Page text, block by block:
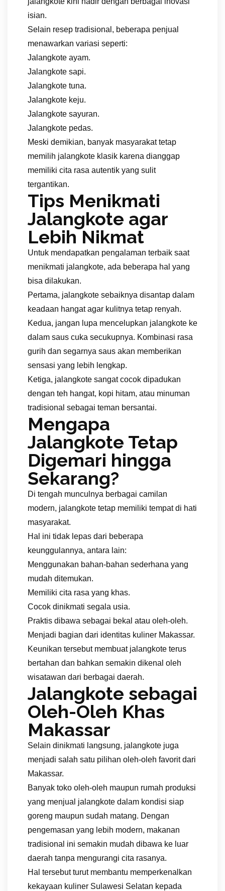
isian.
Selain resep tradisional, beberapa penjual
menawarkan variasi seperti:
Jalangkote ayam.
Jalangkote sapi.
Jalangkote tuna.
Jalangkote keju.
Jalangkote sayuran.
Jalangkote pedas.
Meski demikian, banyak masyarakat tetap
memilih jalangkote klasik karena dianggap
memiliki cita rasa autentik yang sulit
tergantikan.
Tips Menikmati
Jalangkote agar
Lebih Nikmat
Untuk mendapatkan pengalaman terbaik saat
menikmati jalangkote, ada beberapa hal yang
bisa dilakukan.
Pertama, jalangkote sebaiknya disantap dalam
keadaan hangat agar kulitnya tetap renyah.
Kedua, jangan lupa mencelupkan jalangkote ke
dalam saus cuka secukupnya. Kombinasi rasa
gurih dan segarnya saus akan memberikan
sensasi yang lebih lengkap.
Ketiga, jalangkote sangat cocok dipadukan
dengan teh hangat, kopi hitam, atau minuman
tradisional sebagai teman bersantai.
Mengapa
Jalangkote Tetap
Digemari hingga
Sekarang?
Di tengah munculnya berbagai camilan
modern, jalangkote tetap memiliki tempat di hati
masyarakat.
Hal ini tidak lepas dari beberapa
keunggulannya, antara lain:
Menggunakan bahan-bahan sederhana yang
mudah ditemukan.
Memiliki cita rasa yang khas.
Cocok dinikmati segala usia.
Praktis dibawa sebagai bekal atau oleh-oleh.
Menjadi bagian dari identitas kuliner Makassar.
Keunikan tersebut membuat jalangkote terus
bertahan dan bahkan semakin dikenal oleh
wisatawan dari berbagai daerah.
Jalangkote sebagai
Oleh-Oleh Khas
Makassar
Selain dinikmati langsung, jalangkote juga
menjadi salah satu pilihan oleh-oleh favorit dari
Makassar.
Banyak toko oleh-oleh maupun rumah produksi
yang menjual jalangkote dalam kondisi siap
goreng maupun sudah matang. Dengan
pengemasan yang lebih modern, makanan
tradisional ini semakin mudah dibawa ke luar
daerah tanpa mengurangi cita rasanya.
Hal tersebut turut membantu memperkenalkan
kekayaan kuliner Sulawesi Selatan kepada